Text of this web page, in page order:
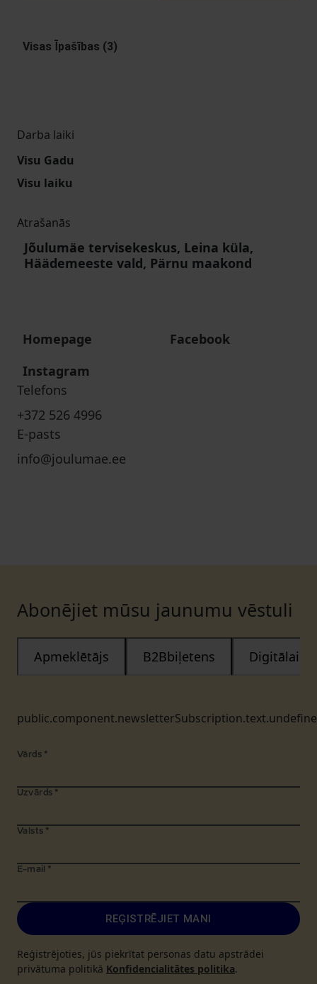
Visas Īpašības (3)
Darba laiki
Visu Gadu
Visu laiku
Atrašanās
Jõulumäe tervisekeskus, Leina küla,
Häädemeeste vald, Pärnu maakond
Homepage
Facebook
Instagram
Telefons
+372 526 4996
E-pasts
info@joulumae.ee
Abonējiet mūsu jaunumu vēstuli
Apmeklētājs B2Bbiļetens Digitālais
Vārds *
Uzvārds *
Valsts *
E-mail *
REĢISTRĒJIET MANI
Reģistrējoties, jūs piekrītat personas datu apstrādei
privātuma politikā Konfidencialitātes politika.